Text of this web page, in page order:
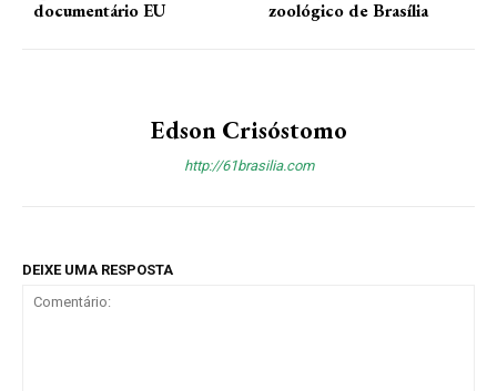
documentário EU
zoológico de Brasília
Edson Crisóstomo
http://61brasilia.com
DEIXE UMA RESPOSTA